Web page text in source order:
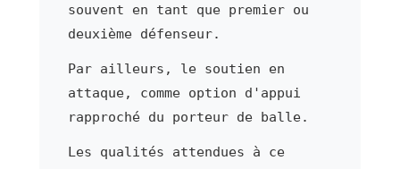
souvent en tant que premier ou
deuxième défenseur.
Par ailleurs, le soutien en
attaque, comme option d'appui
rapproché du porteur de balle.
Les qualités attendues à ce